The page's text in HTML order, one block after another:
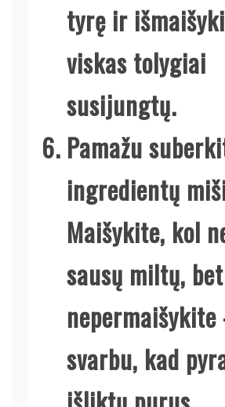
tyrę ir
viskas tolygiai
susijungtų.
Pamažu
ingredientų
Maišykite, kol
sausų miltų, bet
svarbu, kad